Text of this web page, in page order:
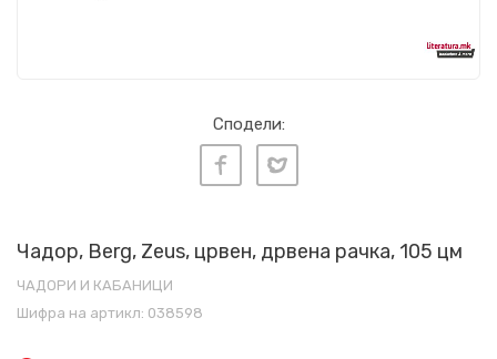
Сподели:
Чадор, Berg, Zeus, црвен, дрвена рачка, 105 цм
ЧАДОРИ И КАБАНИЦИ
Шифра на артикл: 038598